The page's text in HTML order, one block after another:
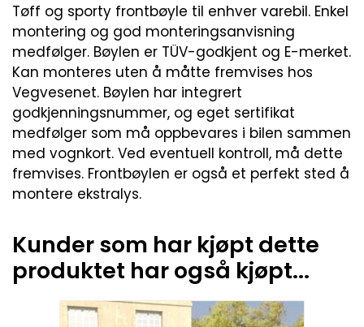
Tøff og sporty frontbøyle til enhver varebil. Enkel
montering og god monteringsanvisning
medfølger. Bøylen er TÜV-godkjent og E-merket.
Kan monteres uten å måtte fremvises hos
Vegvesenet. Bøylen har integrert
godkjenningsnummer, og eget sertifikat
medfølger som må oppbevares i bilen sammen
med vognkort. Ved eventuell kontroll, må dette
fremvises. Frontbøylen er også et perfekt sted å
montere ekstralys.
Kunder som har kjøpt dette
produktet har også kjøpt...